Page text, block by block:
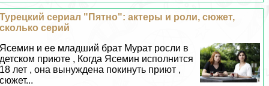
Турецкий сериал "Пятно": актеры и роли, сюжет,
сколько серий
Ясемин и ее младший брат Мурат росли в
детском приюте , Когда Ясемин исполнится
18 лет , она вынуждена покинуть приют ,
сюжет...